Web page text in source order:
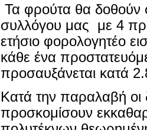
Τα φρούτα θα δοθούν
συλλόγου μας με 4
ετήσιο φορολογητέο
κάθε ένα
προσαυξάνεται κατά
Κατά την παραλαβή οι
προσκομίσουν